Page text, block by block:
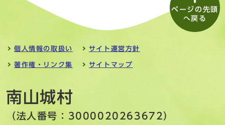
ページの先頭
へ戻る
個人情報の取扱い サイト運営方針
著作権・リンク集 サイトマップ
南山城村
（法人番号：3000020263672）